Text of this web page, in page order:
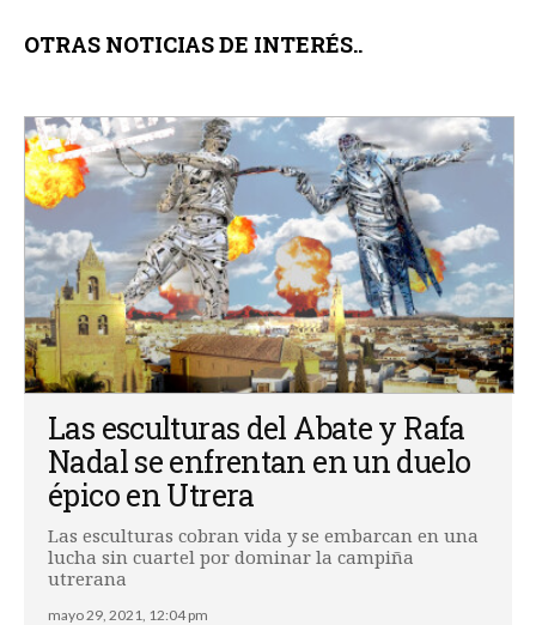
OTRAS NOTICIAS DE INTERÉS..
Las esculturas del Abate y Rafa
Nadal se enfrentan en un duelo
épico en Utrera
Las esculturas cobran vida y se embarcan en una
lucha sin cuartel por dominar la campiña
utrerana
mayo 29, 2021, 12:04 pm